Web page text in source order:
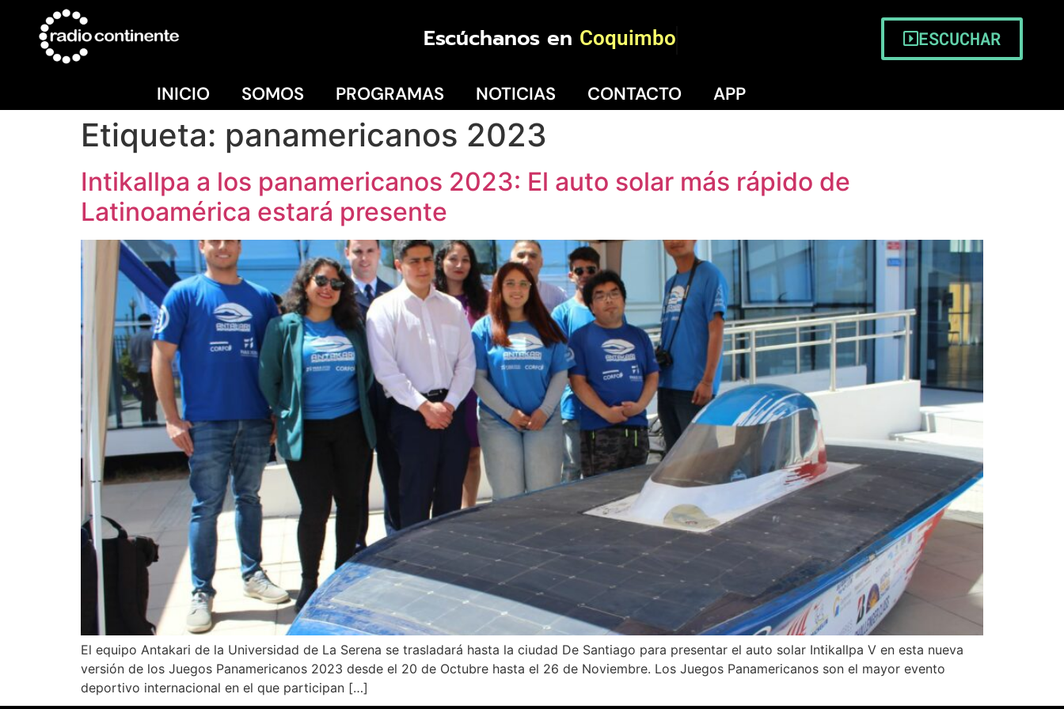
Escúchanos en Coquimbo ESCUCHAR
INICIO SOMOS PROGRAMAS NOTICIAS CONTACTO APP
Etiqueta: panamericanos 2023
Intikallpa a los panamericanos 2023: El auto solar más rápido de
Latinoamérica estará presente
El equipo Antakari de la Universidad de La Serena se trasladará hasta la ciudad De Santiago para presentar el auto solar Intikallpa V en esta nueva
versión de los Juegos Panamericanos 2023 desde el 20 de Octubre hasta el 26 de Noviembre. Los Juegos Panamericanos son el mayor evento
deportivo internacional en el que participan […]